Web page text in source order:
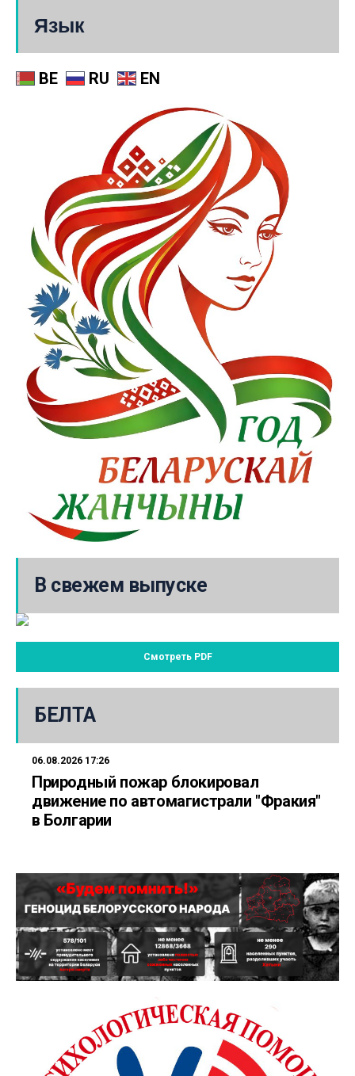
Язык
BE RU EN
В свежем выпуске
Смотреть PDF
БЕЛТА
06.08.2026 17:26
Природный пожар блокировал
движение по автомагистрали "Фракия"
в Болгарии